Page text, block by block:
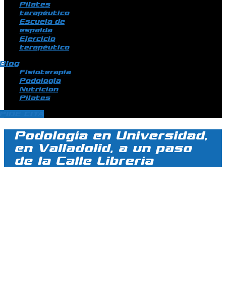
Pilates
terapéutico
Escuela de
espalda
Ejercicio
terapéutico
Fisioterapia
Podologia
Nutricion
Pilates
Podología en Universidad,
en Valladolid, a un paso
de la Calle Librería